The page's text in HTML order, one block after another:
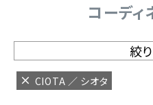
コーディ
絞
CIOTA ／ シオタ